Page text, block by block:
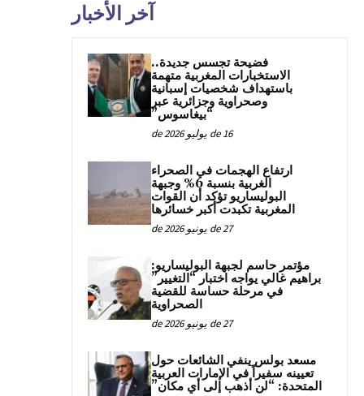
آخر الأخبار
فضيحة تجسس جديدة..
الاستخبارات المغربية متهمة
باستهداف شخصيات إسبانية
وصحراوية وجزائرية عبر
“بيغاسوس”
16 de يوليو de 2026
ارتفاع الهجمات في الصحراء
الغربية بنسبة 6% وجبهة
البوليساريو تؤكد أن القوات
المغربية تكبدت أكبر خسائرها
27 de يونيو de 2026
مؤتمر حاسم لجبهة البوليساريو:
براهيم غالي يواجه اختبار “التغيير”
في مرحلة حساسة للقضية
الصحراوية
27 de يونيو de 2026
مسعد بولس ينفي الشائعات حول
تعيينه سفيراً في الإمارات العربية
المتحدة: “لن أذهب إلى أي مكان”